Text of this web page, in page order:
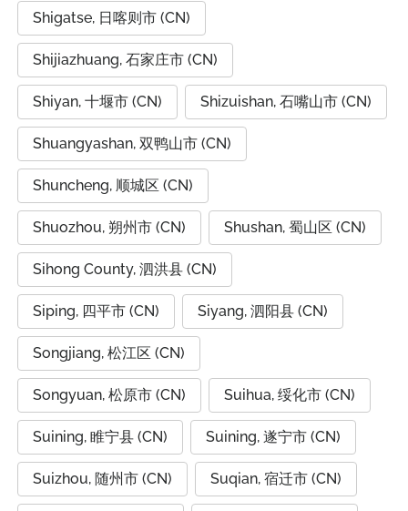
Shigatse, 日喀则市 (CN)
Shijiazhuang, 石家庄市 (CN)
Shiyan, 十堰市 (CN) Shizuishan, 石嘴山市 (CN)
Shuangyashan, 双鸭山市 (CN)
Shuncheng, 顺城区 (CN)
Shuozhou, 朔州市 (CN) Shushan, 蜀山区 (CN)
Sihong County, 泗洪县 (CN)
Siping, 四平市 (CN) Siyang, 泗阳县 (CN)
Songjiang, 松江区 (CN)
Songyuan, 松原市 (CN) Suihua, 绥化市 (CN)
Suining, 睢宁县 (CN) Suining, 遂宁市 (CN)
Suizhou, 随州市 (CN) Suqian, 宿迁市 (CN)